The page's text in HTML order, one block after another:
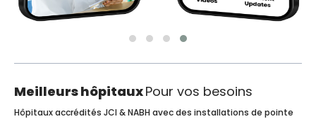
Meilleurs hôpitauxPour vos besoins
Hôpitaux accrédités JCI & NABH avec des installations de pointe